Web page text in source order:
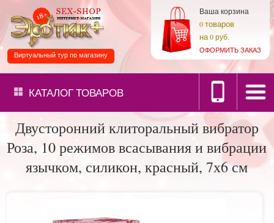
Ваша корзина
0товаров
на0 руб.
ОФОРМИТЬ ЗАКАЗ
Виртуальный тур по магазину
КАТАЛОГТОВАРОВ
Двусторонний клиторальный вибратор
Роза, 10 режимов всасывания и вибрации
язычком, силикон, красный, 7х6 см